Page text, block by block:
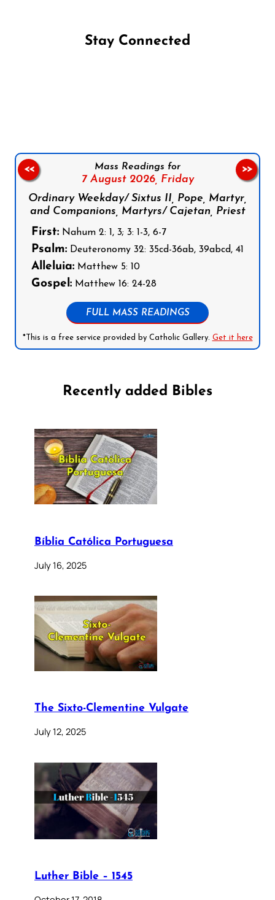
Stay Connected
Mass Readings for
7 August 2026, Friday
Ordinary Weekday/ Sixtus II, Pope, Martyr,
and Companions, Martyrs/ Cajetan, Priest
First: Nahum 2: 1, 3; 3: 1-3, 6-7
Psalm: Deuteronomy 32: 35cd-36ab, 39abcd, 41
Alleluia: Matthew 5: 10
Gospel: Matthew 16: 24-28
FULL MASS READINGS
*This is a free service provided by Catholic Gallery. Get it here
<< >>
Recently added Bibles
Bíblia Católica Portuguesa
July 16, 2025
The Sixto-Clementine Vulgate
July 12, 2025
Luther Bible – 1545